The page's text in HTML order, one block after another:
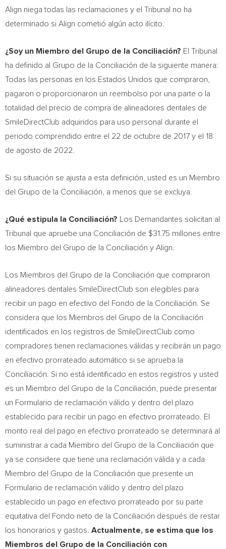
Align niega todas las reclamaciones y el Tribunal no ha
determinado si Align cometió algún acto ilícito.
¿Soy un Miembro del Grupo de la Conciliación? El Tribunal
ha definido al Grupo de la Conciliación de la siguiente manera:
Todas las personas en los Estados Unidos que compraron,
pagaron o proporcionaron un reembolso por una parte o la
totalidad del precio de compra de alineadores dentales de
SmileDirectClub adquiridos para uso personal durante el
periodo comprendido entre el 22 de octubre de 2017 y el 18
de agosto de 2022.
Si su situación se ajusta a esta definición, usted es un Miembro
del Grupo de la Conciliación, a menos que se excluya.
¿Qué estipula la Conciliación?
Los Demandantes solicitan al
Tribunal que apruebe una Conciliación de $31.75 millones entre
los Miembro del Grupo de la Conciliación y Align.
Los Miembros del Grupo de la Conciliación que compraron
alineadores dentales SmileDirectClub son elegibles para
recibir un pago en efectivo del Fondo de la Conciliación. Se
considera que los Miembros del Grupo de la Conciliación
identificados en los registros de SmileDirectClub como
compradores tienen reclamaciones válidas y recibirán un pago
en efectivo prorrateado automático si se aprueba la
Conciliación. Si no está identificado en estos registros y usted
es un Miembro del Grupo de la Conciliación, puede presentar
un Formulario de reclamación válido y dentro del plazo
establecido para recibir un pago en efectivo prorrateado. El
monto real del pago en efectivo prorrateado se determinará al
suministrar a cada Miembro del Grupo de la Conciliación que
ya se considere que tiene una reclamación válida y a cada
Miembro del Grupo de la Conciliación que presente un
Formulario de reclamación válido y dentro del plazo
establecido un pago en efectivo prorrateado por su parte
equitativa del Fondo neto de la Conciliación después de restar
los honorarios y gastos. Actualmente, se estima que los
Miembros del Grupo de la Conciliación con